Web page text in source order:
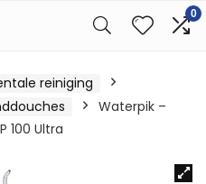
0
reiniging
Waterpik –
100 Ultra